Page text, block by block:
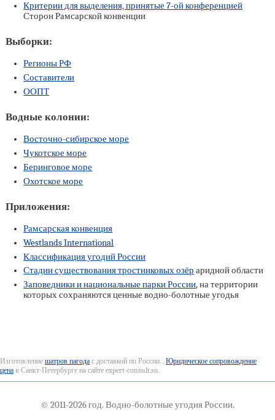
Критерии для выделения, принятые7-ойконференцией
Сторон Рамсарской конвенции
Выборки:
Регионы РФ
Составители
ООПТ
Водные колонии:
Восточно-сибирское море
Чукотское море
Беринговое море
Охотское море
Приложения:
Рамсарская конвенция
Westlands International
Классификация угодий России
Стадии существования тростниковых озёр аридной области
Заповедники и национальные парки России, на территории
которых сохраняются ценные водно-болотные угодья
Изготовление шатров пагода с доставкой по России. . Юридическое сопровождение
цена в Санкт-Петербурге на сайте expert-consult.su.
© 2011-2026 год. Водно-болотные угодия России.